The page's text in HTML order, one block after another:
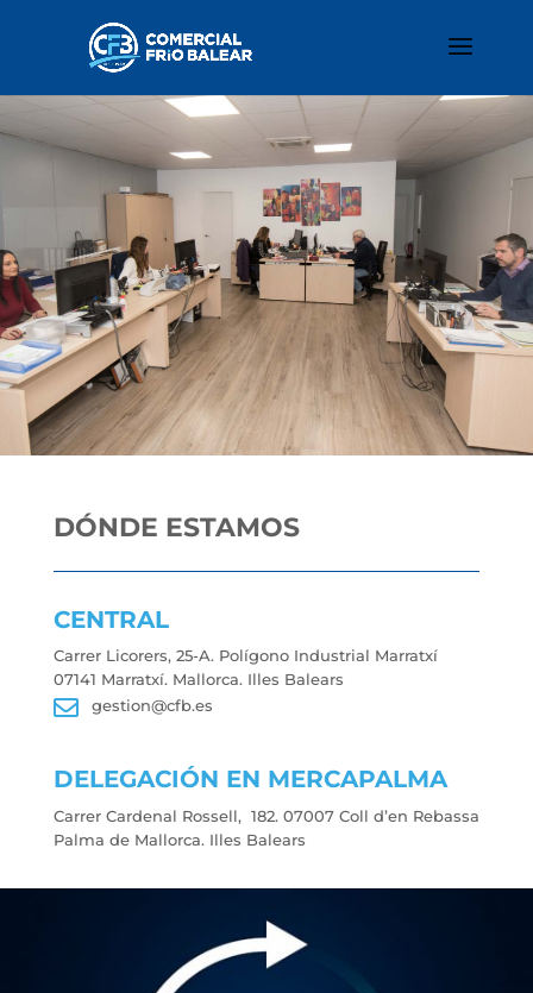
DÓNDE ESTAMOS
CENTRAL
Carrer Licorers, 25-A. Polígono Industrial Marratxí
07141 Marratxí. Mallorca. Illes Balears
 gestion@cfb.es
DELEGACIÓN EN MERCAPALMA
Carrer Cardenal Rossell, 182. 07007 Coll d’en Rebassa
Palma de Mallorca. Illes Balears